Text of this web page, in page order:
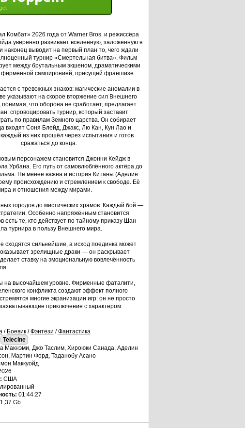
Комбат» 2026 года от Warner Bros. и режиссёра
уверенно развивает вселенную, заложенную в
наконец выводит на первый план то, чего ждали
турнир «Смертельная битва». Фильм
между брутальным экшеном, драматическими
самоиронией, присущей франшизе.
с тревожных знаков: магические аномалии в
указывают на скорое вторжение сил Внешнего
что оборона не сработает, предлагает
спровоцировать турнир, который заставит
по правилам Земного царства. Он собирает
входят Соня Блейд, Джакс, Лю Кан, Кун Лао и
из них прошёл через испытания и готов
сражаться до конца.
персонажем становится Джонни Кейдж в
Урбана. Его путь от самовлюблённого актёра до
Не менее важна и история Китаны (Аделин
происхождению и стремлением к свободе. Её
и отношения между мирами.
городов до мистических храмов. Каждый бой —
Особенно напряжённым становится
есть те, кто действует по тайному приказу Шан
турнира в пользу Внешнего мира.
сходятся сильнейшие, а исход поединка может
зрелищные драки — он раскрывает
ставку на эмоциональную вовлечённость
на высочайшем уровне. Фирменные фаталити,
конфликта создают эффект полного
многие экранизации игр: он не просто
приключение с характером.
/ Боевик/Фэнтези /Фантастика
Telecine
Макнэми, Джо Таслим, Хироюки Санада, Аделин
Мартин Форд, Таданобу Асано
Маккуойд
США
01:44:27
1,37 Gb